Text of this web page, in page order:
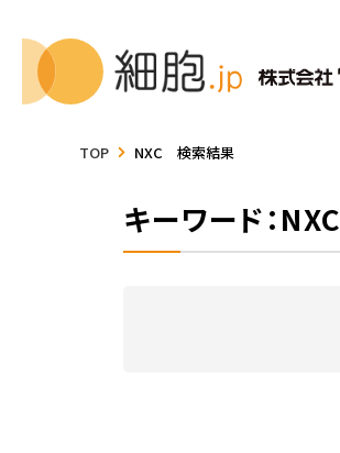
TOP NXC 検索結果
キーワード：NXC